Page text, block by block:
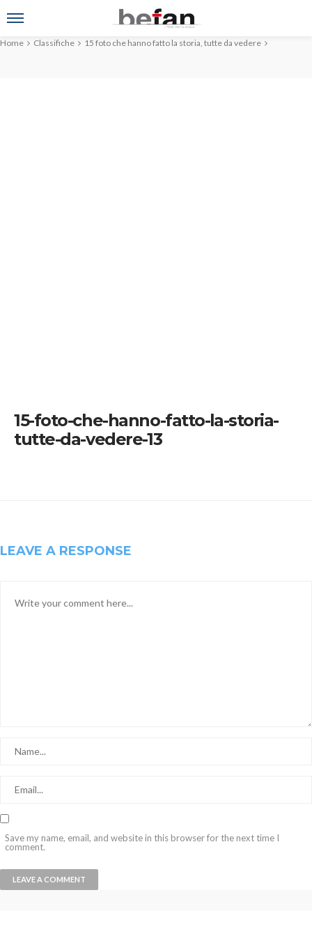
Home Classifiche 15 foto che hanno fatto la storia, tutte da vedere
15-foto-che-hanno-fatto-la-storia-
tutte-da-vedere-13
LEAVE A RESPONSE
Save my name, email, and website in this browser for the next time I
comment.